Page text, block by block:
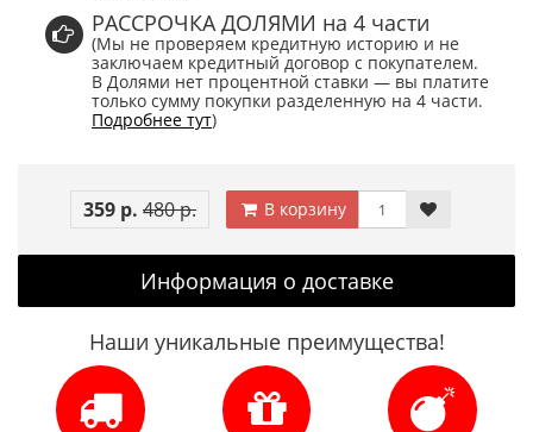
РАССРОЧКА ДОЛЯМИ на 4 части
(Мы не проверяем кредитную историю и не
заключаем кредитный договор с покупателем.
В Долями нет процентной ставки — вы платите
только сумму покупки разделенную на 4 части.
Подробнее тут)
359 р. 480 р. В корзину
Информация о доставке
Наши уникальные преимущества!